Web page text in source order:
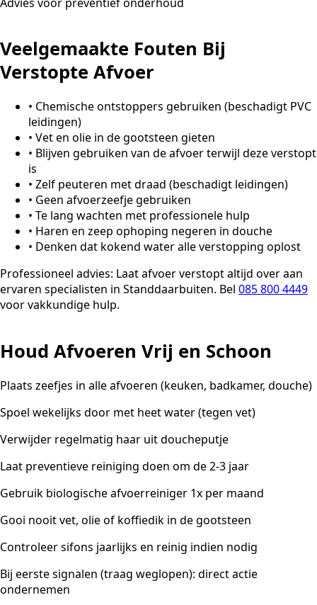
Veelgemaakte Fouten Bij
Verstopte Afvoer
• Chemische ontstoppers gebruiken (beschadigt PVC
leidingen)
• Vet en olie in de gootsteen gieten
• Blijven gebruiken van de afvoer terwijl deze verstopt
is
• Zelf peuteren met draad (beschadigt leidingen)
• Geen afvoerzeefje gebruiken
• Te lang wachten met professionele hulp
• Haren en zeep ophoping negeren in douche
• Denken dat kokend water alle verstopping oplost
Professioneel advies: Laat afvoer verstopt altijd over aan
ervaren specialisten in Standdaarbuiten. Bel 085 800 4449
voor vakkundige hulp.
Houd Afvoeren Vrij en Schoon
Plaats zeefjes in alle afvoeren (keuken, badkamer, douche)
Spoel wekelijks door met heet water (tegen vet)
Verwijder regelmatig haar uit doucheputje
Laat preventieve reiniging doen om de 2-3 jaar
Gebruik biologische afvoerreiniger 1x per maand
Gooi nooit vet, olie of koffiedik in de gootsteen
Controleer sifons jaarlijks en reinig indien nodig
Bij eerste signalen (traag weglopen): direct actie
ondernemen